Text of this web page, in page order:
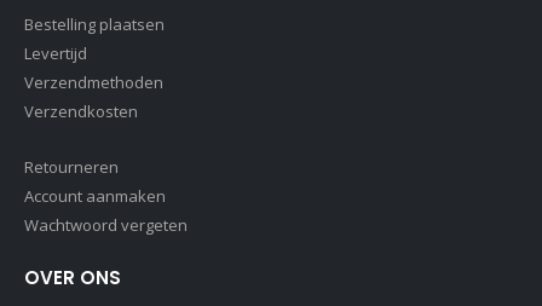
Bestelling plaatsen
Levertijd
Verzendmethoden
Verzendkosten
Retourneren
Account aanmaken
Wachtwoord vergeten
OVER ONS